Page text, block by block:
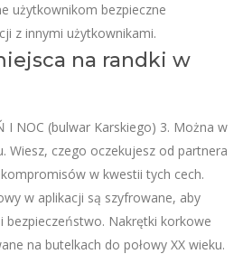
użytkownikom bezpieczne
z innymi użytkownikami.
na randki w
I NOC (bulwar Karskiego) 3. Można w
Wiesz, czego oczekujesz od partnera
w kwestii tych cech.
w aplikacji są szyfrowane, aby
bezpieczeństwo. Nakrętki korkowe
na butelkach do połowy XX wieku.